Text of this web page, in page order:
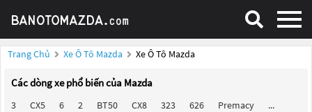
Trang Chủ Xe Ô Tô Mazda Xe Ô Tô Mazda
Các dòng xe phổ biến của Mazda
3 CX5 6 2 BT50 CX8 323 626 Premacy ...